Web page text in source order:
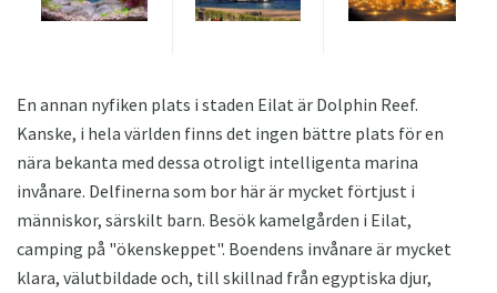
En annan nyfiken plats i staden Eilat är Dolphin Reef.
Kanske, i hela världen finns det ingen bättre plats för en
nära bekanta med dessa otroligt intelligenta marina
invånare. Delfinerna som bor här är mycket förtjust i
människor, särskilt barn. Besök kamelgården i Eilat,
camping på "ökenskeppet". Boendens invånare är mycket
klara, välutbildade och, till skillnad från egyptiska djur,